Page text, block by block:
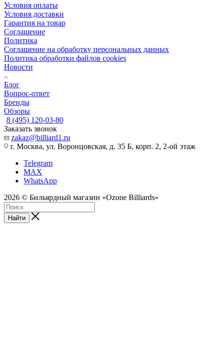
Условия оплаты
Условия доставки
Гарантия на товар
Соглашение
Политика
Соглашение на обработку персональных данных
Политика обработки файлов cookies
Новости
Блог
Вопрос-ответ
Бренды
Обзоры
8 (495) 120-03-80
Заказать звонок
zakaz@billiard1.ru
г. Москва, ул. Воронцовская, д. 35 Б, корп. 2, 2-ой этаж
Telegram
MAX
WhatsApp
2026 © Бильярдный магазин «Ozone Billiards»
Найти